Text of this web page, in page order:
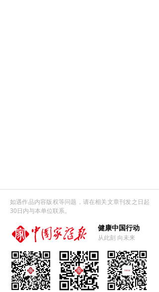
如遇作品内容版权等问题，请在相关文章刊发之日起
30日内与本单位联系。
健康中国行动
从此刻 向未来